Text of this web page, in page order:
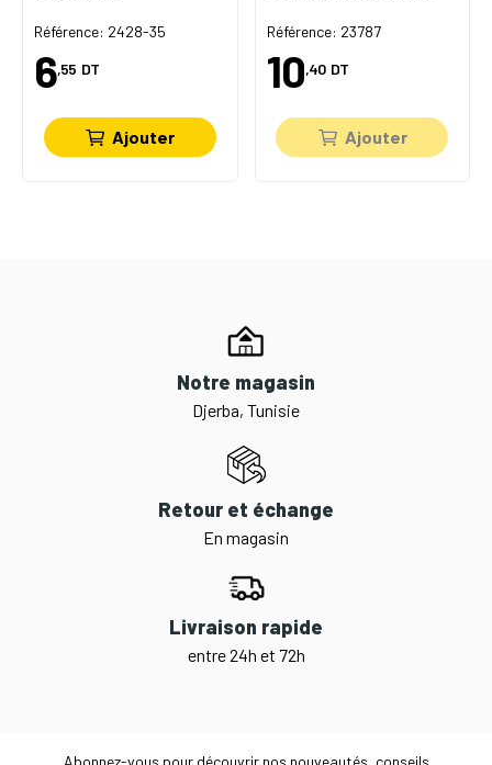
Référence: 2428-35
6,55 DT
Ajouter
Référence: 23787
10,40 DT
Ajouter
Notre magasin
Djerba, Tunisie
Retour et échange
En magasin
Livraison rapide
entre 24h et 72h
Abonnez-vous pour découvrir nos nouveautés, conseils